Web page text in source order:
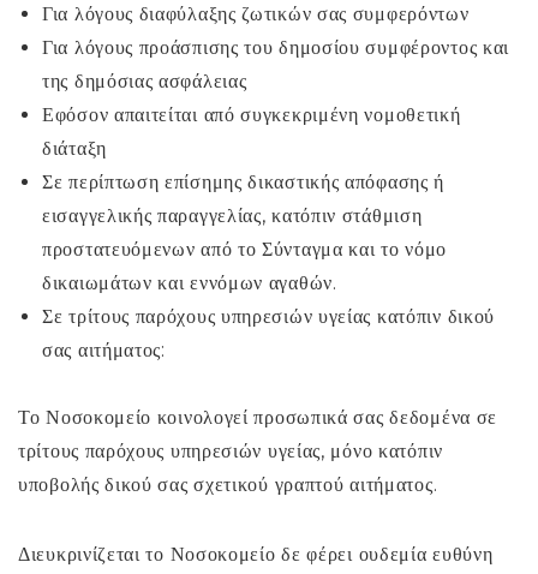
Για λόγους διαφύλαξης ζωτικών σας συμφερόντων
Για λόγους προάσπισης του δημοσίου συμφέροντος και
της δημόσιας ασφάλειας
Εφόσον απαιτείται από συγκεκριμένη νομοθετική
διάταξη
Σε περίπτωση επίσημης δικαστικής απόφασης ή
εισαγγελικής παραγγελίας, κατόπιν στάθμιση
προστατευόμενων από το Σύνταγμα και το νόμο
δικαιωμάτων και εννόμων αγαθών.
Σε τρίτους παρόχους υπηρεσιών υγείας κατόπιν δικού
σας αιτήματος:
Το Νοσοκομείο κοινολογεί προσωπικά σας δεδομένα σε
τρίτους παρόχους υπηρεσιών υγείας, μόνο κατόπιν
υποβολής δικού σας σχετικού γραπτού αιτήματος.
Διευκρινίζεται το Νοσοκομείο δε φέρει ουδεμία ευθύνη